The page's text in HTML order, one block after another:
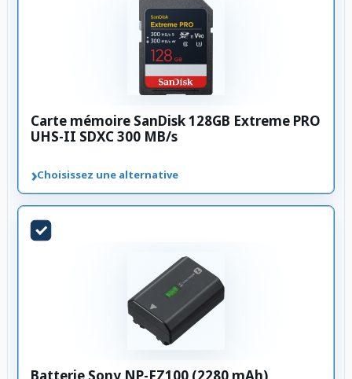
Carte mémoire SanDisk 128GB Extreme PRO
UHS-II SDXC 300 MB/s
›Choisissez une alternative